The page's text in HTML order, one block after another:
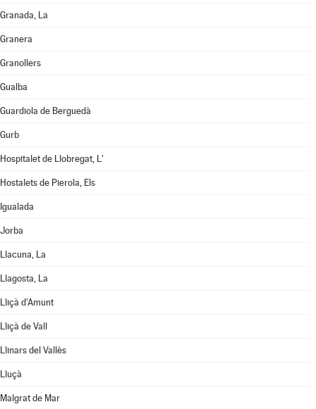
Granada, La
Granera
Granollers
Gualba
Guardiola de Berguedà
Gurb
Hospitalet de Llobregat, L'
Hostalets de Pierola, Els
Igualada
Jorba
Llacuna, La
Llagosta, La
Lliçà d'Amunt
Lliçà de Vall
Llinars del Vallès
Lluçà
Malgrat de Mar